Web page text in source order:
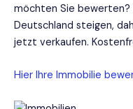
möchten Sie bewerten?
Deutschland steigen,
jetzt verkaufen.
Hier Ihre Immobilie